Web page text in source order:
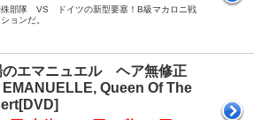
殊部隊 VS ドイツの新型要塞！B級マカロニ戦
ョンだ。
のエマニュエル ヘア無修正
Queen Of The